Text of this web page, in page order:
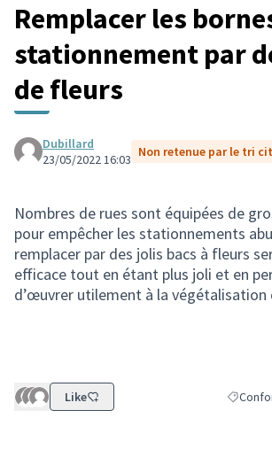
Remplacer les
stationnement par
de fleurs
Dubillard
23/05/2022 16:03 Non retenue par le tri
Nombres de rues sont équipées de
pour empêcher les stationnements
remplacer par des jolis bacs à fleurs
efficace tout en étant plus joli et en
d’œuvrer utilement à la végétalisation
Like Filtrer